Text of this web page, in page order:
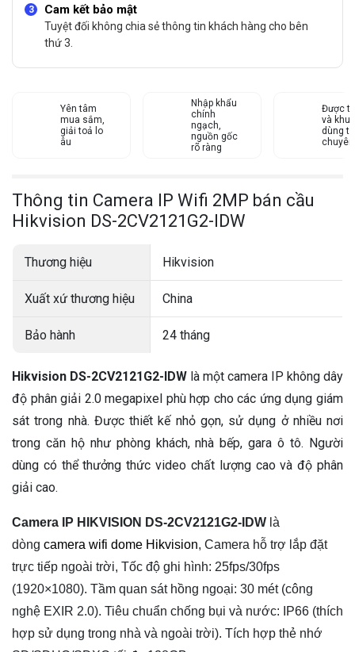
Cam kết bảo mật
Tuyệt đối không chia sẻ thông tin khách hàng cho bên
thứ 3.
Yên tâm
mua sắm,
giải toả lo
âu
Nhập khẩu
chính
ngạch,
nguồn gốc
rõ ràng
Được
và
dùng từ
Thông tin Camera IP Wifi 2MP bán cầu
Hikvision DS-2CV2121G2-IDW
Thương hiệu Hikvision
Xuất xứ thương hiệu China
Bảo hành 24 tháng
Hikvision DS-2CV2121G2-IDW là một camera IP không dây
độ phân giải 2.0 megapixel phù hợp cho các ứng dụng giám
sát trong nhà. Được thiết kế nhỏ gọn, sử dụng ở nhiều nơi
trong căn hộ như phòng khách, nhà bếp, gara ô tô. Người
dùng có thể thưởng thức video chất lượng cao và độ phân
giải cao.
Camera IP HIKVISION DS-2CV2121G2-IDW là
dòng camera wifi dome Hikvision, Camera hỗ trợ lắp đặt
trực tiếp ngoài trời, Tốc độ ghi hình: 25fps/30fps
(1920×1080). Tầm quan sát hồng ngoại: 30 mét (công
nghệ EXIR 2.0). Tiêu chuẩn chống bụi và nước: IP66 (thích
hợp sử dụng trong nhà và ngoài trời). Tích hợp thẻ nhớ